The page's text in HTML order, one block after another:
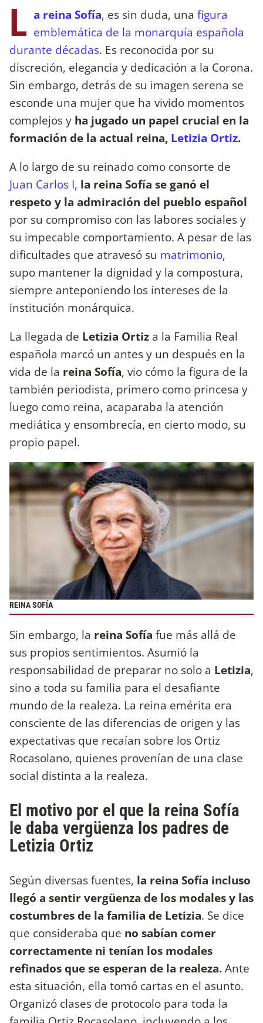
L a reina Sofía, es sin duda, una figura
emblemática de la monarquía española
durante décadas. Es reconocida por su
discreción, elegancia y dedicación a la Corona.
Sin embargo, detrás de su imagen serena se
esconde una mujer que ha vivido momentos
complejos y ha jugado un papel crucial en la
formación de la actual reina, Letizia Ortiz.
A lo largo de su reinado como consorte de
Juan Carlos I, la reina Sofía se ganó el
respeto y la admiración del pueblo español
por su compromiso con las labores sociales y
su impecable comportamiento. A pesar de las
dificultades que atravesó su matrimonio,
supo mantener la dignidad y la compostura,
siempre anteponiendo los intereses de la
institución monárquica.
La llegada de Letizia Ortiz a la Familia Real
española marcó un antes y un después en la
vida de la reina Sofía, vio cómo la figura de la
también periodista, primero como princesa y
luego como reina, acaparaba la atención
mediática y ensombrecía, en cierto modo, su
propio papel.
REINA SOFÍA
Sin embargo, la reina Sofía fue más allá de
sus propios sentimientos. Asumió la
responsabilidad de preparar no solo a Letizia,
sino a toda su familia para el desafiante
mundo de la realeza. La reina emérita era
consciente de las diferencias de origen y las
expectativas que recaían sobre los Ortiz
Rocasolano, quienes provenían de una clase
social distinta a la realeza.
El motivo por el que la reina Sofía
le daba vergüenza los padres de
Letizia Ortiz
Según diversas fuentes, la reina Sofía incluso
llegó a sentir vergüenza de los modales y las
costumbres de la familia de Letizia. Se dice
que consideraba que no sabían comer
correctamente ni tenían los modales
refinados que se esperan de la realeza.Ante
esta situación, ella tomó cartas en el asunto.
Organizó clases de protocolo para toda la